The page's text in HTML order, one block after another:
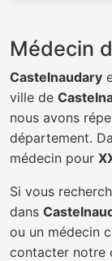
Médecin
Castelnaudary
ville de
nous avons
département.
médecin pour
Si vous
dans
ou un médecin
contacter notre